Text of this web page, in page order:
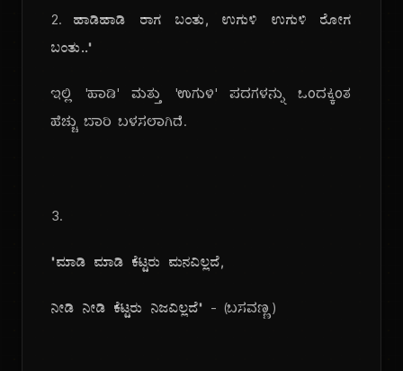
2.ಹಾಡಿಹಾಡಿ ರಾಗ ಬಂತು, ಉಗುಳಿ ಉಗುಳಿ ರೋಗ
ಬಂತು.."
ಇಲ್ಲಿ 'ಹಾಡಿ' ಮತ್ತು 'ಉಗುಳಿ' ಪದಗಳನ್ನು ಒಂದಕ್ಕಿಂತ
ಹೆಚ್ಚು ಬಾರಿ ಬಳಸಲಾಗಿದೆ.
3.
"ಮಾಡಿ ಮಾಡಿ ಕೆಟ್ಟರು ಮನವಿಲ್ಲದೆ,
ನೀಡಿ ನೀಡಿ ಕೆಟ್ಟರು ನಿಜವಿಲ್ಲದೆ" - (ಬಸವಣ್ಣ)